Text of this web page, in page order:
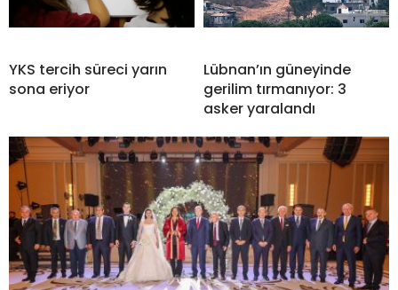
YKS tercih süreci yarın
sona eriyor
Lübnan’ın güneyinde
gerilim tırmanıyor: 3
asker yaralandı